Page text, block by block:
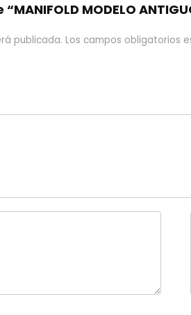
MODELO
publicada. Los campos obligatorios